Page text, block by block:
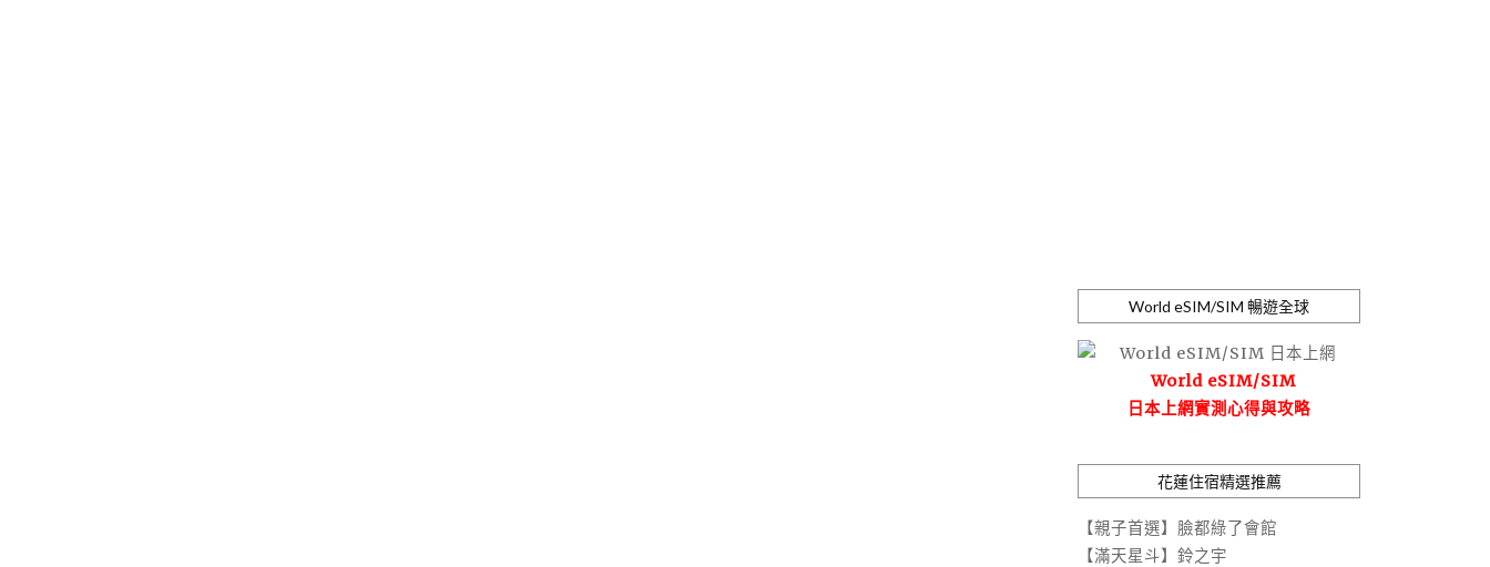
World eSIM/SIM 暢遊全球
World eSIM/SIM
日本上網實測心得與攻略
花蓮住宿精選推薦
【親子首選】臉都綠了會館
【滿天星斗】鈴之宇